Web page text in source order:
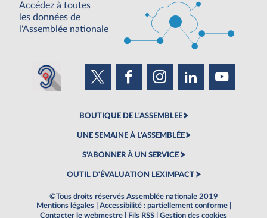
Accédez à toutes
les données de
l'Assemblée nationale
BOUTIQUE DE L'ASSEMBLEE
UNE SEMAINE À L'ASSEMBLÉE
S'ABONNER À UN SERVICE
OUTIL D'ÉVALUATION LEXIMPACT
©Tous droits réservés Assemblée nationale 2019
Mentions légales
Accessibilité : partiellement conforme
Contacter le webmestre
Fils RSS Gestion des cookies